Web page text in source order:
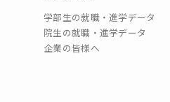
学部生の就職・進学データ
院生の就職・進学データ
企業の皆様へ